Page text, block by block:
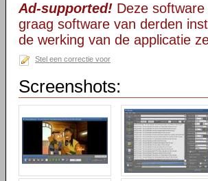
Ad-supported! Deze
graag software van derden
de werking van de applicatie
Stel een correctie voor
Screenshots: